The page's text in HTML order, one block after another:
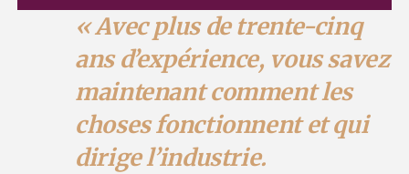
« Avec plus de trente-cinq
ans d’expérience, vous savez
maintenant comment les
choses fonctionnent et qui
dirige l’industrie.